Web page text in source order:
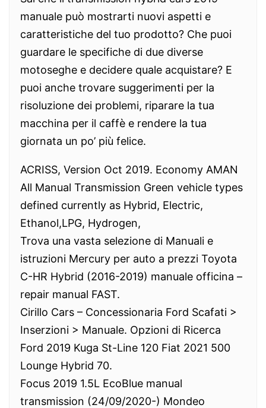
manuale può mostrarti nuovi aspetti e
caratteristiche del tuo prodotto? Che puoi
guardare le specifiche di due diverse
motoseghe e decidere quale acquistare? E
puoi anche trovare suggerimenti per la
risoluzione dei problemi, riparare la tua
macchina per il caffè e rendere la tua
giornata un po’ più felice.
ACRISS, Version Oct 2019. Economy AMAN
All Manual Transmission Green vehicle types
defined currently as Hybrid, Electric,
Ethanol,LPG, Hydrogen,
Trova una vasta selezione di Manuali e
istruzioni Mercury per auto a prezzi Toyota
C-HR Hybrid (2016-2019) manuale officina –
repair manual FAST.
Cirillo Cars – Concessionaria Ford Scafati >
Inserzioni > Manuale. Opzioni di Ricerca
Ford 2019 Kuga St-Line 120 Fiat 2021 500
Lounge Hybrid 70.
Focus 2019 1.5L EcoBlue manual
transmission (24/09/2020-) Mondeo